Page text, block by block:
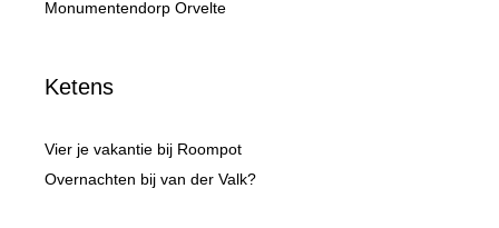
Monumentendorp Orvelte
Ketens
Vier je vakantie bij Roompot
Overnachten bij van der Valk?